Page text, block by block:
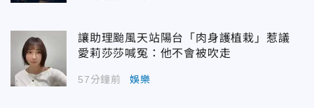
讓助理颱風天站陽台「肉身護植栽」惹議
愛莉莎莎喊冤：他不會被吹走
57分鐘前 娛樂